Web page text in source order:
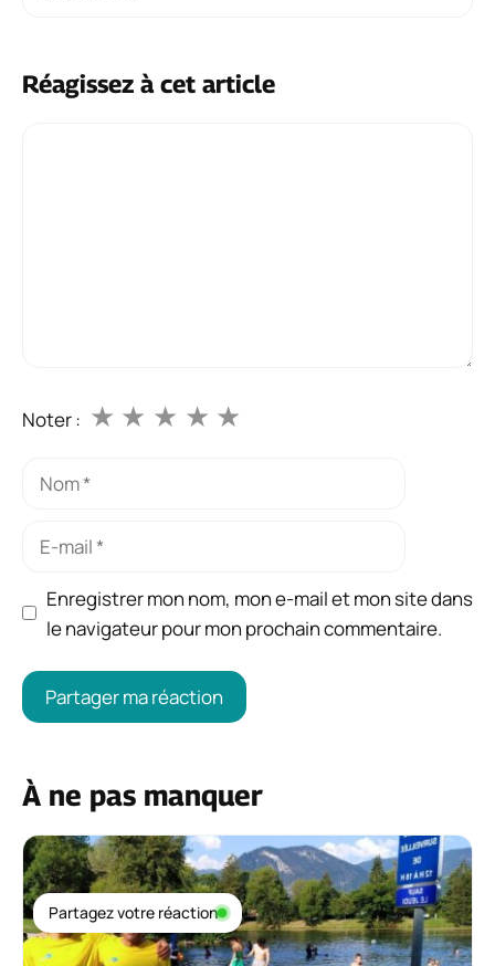
Réagissez à cet article
Noter : ★
★
★
★
★
Nom
Enregistrer mon nom, mon e-mail et mon site dans
le navigateur pour mon prochain commentaire.
À ne pas manquer
Partagez votre réaction